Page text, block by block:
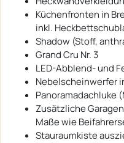
Küchenfronten in
inkl.
Shadow (Stoff,
Grand Cru Nr. 3
LED-Abblend- und
Nebelscheinwerfer
Panoramadachluke
Zusätzliche
Maße wie
Stauraumkiste